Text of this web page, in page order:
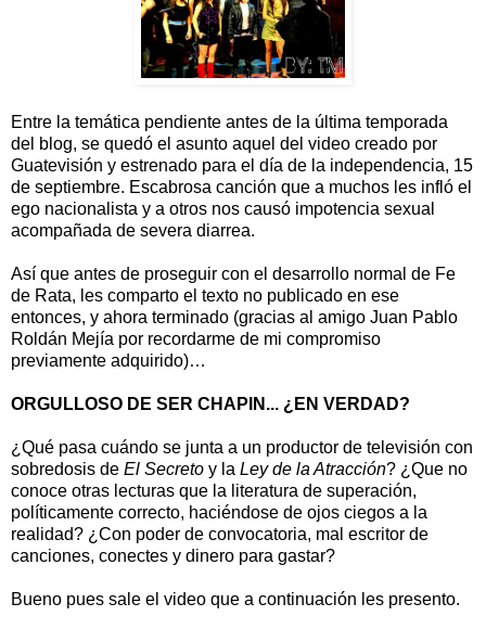
Entre la temática pendiente antes de la última temporada
del blog, se quedó el asunto aquel del video creado por
Guatevisión y estrenado para el día de la independencia, 15
de septiembre. Escabrosa canción que a muchos les infló el
ego nacionalista y a otros nos causó impotencia sexual
acompañada de severa diarrea.
Así que antes de proseguir con el desarrollo normal de Fe
de Rata, les comparto el texto no publicado en ese
entonces, y ahora terminado (gracias al amigo Juan Pablo
Roldán Mejía por recordarme de mi compromiso
previamente adquirido)…
ORGULLOSO DE SER CHAPIN... ¿EN VERDAD?
¿Qué pasa cuándo se junta a un productor de televisión con
sobredosis de El Secreto y la Ley de la Atracción? ¿Que no
conoce otras lecturas que la literatura de superación,
políticamente correcto, haciéndose de ojos ciegos a la
realidad? ¿Con poder de convocatoria, mal escritor de
canciones, conectes y dinero para gastar?
Bueno pues sale el video que a continuación les presento.